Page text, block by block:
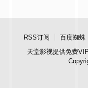
RSS订阅 百度蜘蛛
天堂影视提供免费